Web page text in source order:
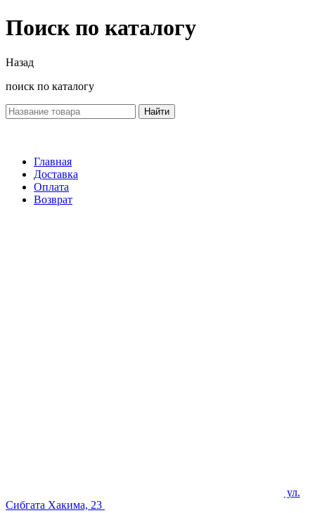
Поиск по каталогу
Назад
поиск по каталогу
Найти
Главная
Доставка
Оплата
Возврат
ул.
Сибгата Хакима, 23